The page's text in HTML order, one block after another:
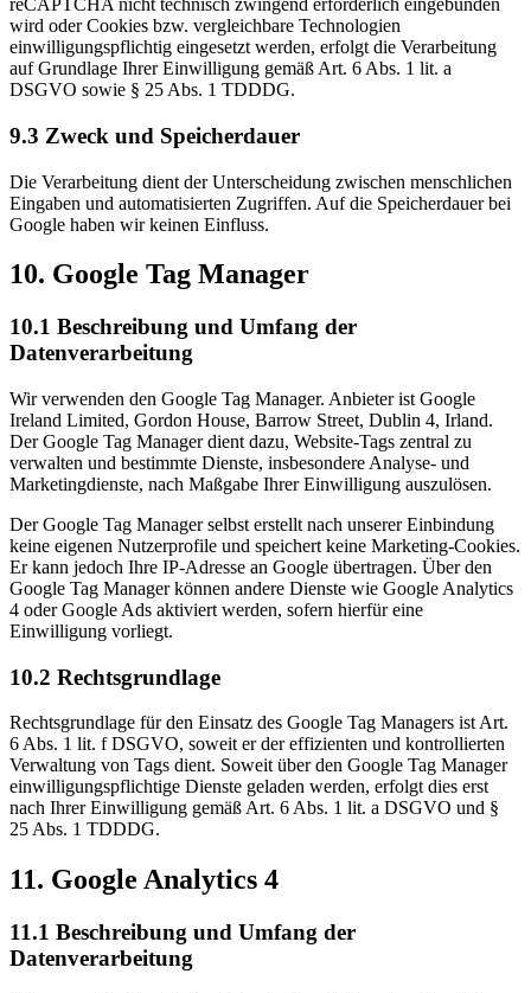
reCAPTCHA nicht technisch zwingend erforderlich eingebunden
wird oder Cookies bzw. vergleichbare Technologien
einwilligungspflichtig eingesetzt werden, erfolgt die Verarbeitung
auf Grundlage Ihrer Einwilligung gemäß Art. 6 Abs. 1 lit. a
DSGVO sowie § 25 Abs. 1 TDDDG.
9.3 Zweck und Speicherdauer
Die Verarbeitung dient der Unterscheidung zwischen menschlichen
Eingaben und automatisierten Zugriffen. Auf die Speicherdauer bei
Google haben wir keinen Einfluss.
10. Google Tag Manager
10.1 Beschreibung und Umfang der
Datenverarbeitung
Wir verwenden den Google Tag Manager. Anbieter ist Google
Ireland Limited, Gordon House, Barrow Street, Dublin 4, Irland.
Der Google Tag Manager dient dazu, Website-Tags zentral zu
verwalten und bestimmte Dienste, insbesondere Analyse- und
Marketingdienste, nach Maßgabe Ihrer Einwilligung auszulösen.
Der Google Tag Manager selbst erstellt nach unserer Einbindung
keine eigenen Nutzerprofile und speichert keine Marketing-Cookies.
Er kann jedoch Ihre IP-Adresse an Google übertragen. Über den
Google Tag Manager können andere Dienste wie Google Analytics
4 oder Google Ads aktiviert werden, sofern hierfür eine
Einwilligung vorliegt.
10.2 Rechtsgrundlage
Rechtsgrundlage für den Einsatz des Google Tag Managers ist Art.
6 Abs. 1 lit. f DSGVO, soweit er der effizienten und kontrollierten
Verwaltung von Tags dient. Soweit über den Google Tag Manager
einwilligungspflichtige Dienste geladen werden, erfolgt dies erst
nach Ihrer Einwilligung gemäß Art. 6 Abs. 1 lit. a DSGVO und §
25 Abs. 1 TDDDG.
11. Google Analytics 4
11.1 Beschreibung und Umfang der
Datenverarbeitung